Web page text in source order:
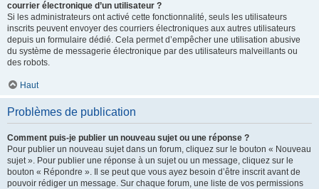
courrier électronique d’un utilisateur ?
Si les administrateurs ont activé cette fonctionnalité, seuls les utilisateurs
inscrits peuvent envoyer des courriers électroniques aux autres utilisateurs
depuis un formulaire dédié. Cela permet d’empêcher une utilisation abusive
du système de messagerie électronique par des utilisateurs malveillants ou
des robots.
Haut
Problèmes de publication
Comment puis-je publier un nouveau sujet ou une réponse ?
Pour publier un nouveau sujet dans un forum, cliquez sur le bouton « Nouveau
sujet ». Pour publier une réponse à un sujet ou un message, cliquez sur le
bouton « Répondre ». Il se peut que vous ayez besoin d’être inscrit avant de
pouvoir rédiger un message. Sur chaque forum, une liste de vos permissions